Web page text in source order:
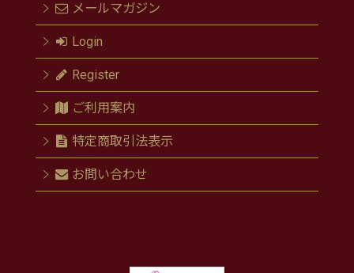
メールマガジン
Login
Register
ご利用案内
特定商取引法表示
お問い合わせ